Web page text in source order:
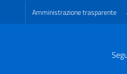
Amministrazione trasparente